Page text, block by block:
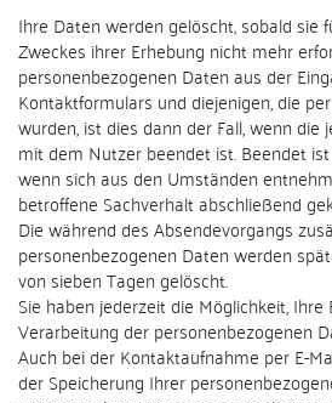
Ihre Daten werden gelöscht, sobald sie
Zweckes ihrer Erhebung nicht mehr
personenbezogenen Daten aus der
Kontaktformulars und diejenigen, die
wurden, ist dies dann der Fall, wenn die
mit dem Nutzer beendet ist. Beendet
wenn sich aus den Umständen
betroffene Sachverhalt abschließend
Die während des Absendevorgangs
personenbezogenen Daten werden
von sieben Tagen gelöscht.
Sie haben jederzeit die Möglichkeit, Ihre
Verarbeitung der personenbezogenen
Auch bei der Kontaktaufnahme per E-
der Speicherung Ihrer